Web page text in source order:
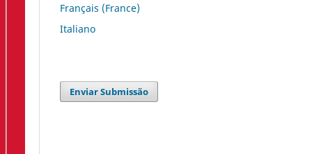
Français (France)
Italiano
Enviar Submissão